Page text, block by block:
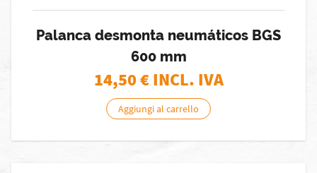
Palanca desmonta neumáticos BGS
600 mm
14,50€ INCL. IVA
Aggiungi al carrello